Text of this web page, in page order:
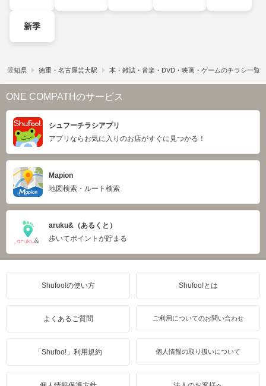
新季
愛知県 徳重・名古屋芸大駅 本・雑誌・音楽・DVD・映画・ゲームのチラシ一覧
ONE COMPATHのサービス
シュフーチラシアプリ
アプリならお気に入りのお店がすぐに見つかる！
Mapion
地図検索・ルート検索
aruku&（あるくと）
歩いてポイントが貯まる
Shufoo!の使い方 Shufoo!とは
よくあるご質問 ご利用についてのお問い合わせ
「Shufoo!」利用規約 個人情報の取り扱いについて